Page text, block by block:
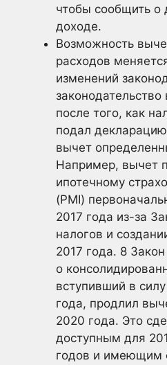
чтобы сообщить о
доходе.
Возможность
расходов
изменений
законодательство
после того, как
подал
вычет
Например, вычет
ипотечному
(PMI)
2017 года из-за
налогов и
2017 года. 8 Закон
о
вступивший в
года, продлил
2020 года. Это
доступным для
годов и имеющим